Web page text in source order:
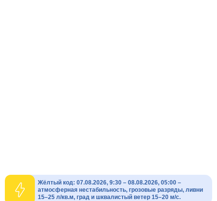
Жёлтый код: 07.08.2026, 9:30 – 08.08.2026, 05:00 –
атмосферная нестабильность, грозовые разряды, ливни
15–25 л/кв.м, град и шквалистый ветер 15–20 м/с.